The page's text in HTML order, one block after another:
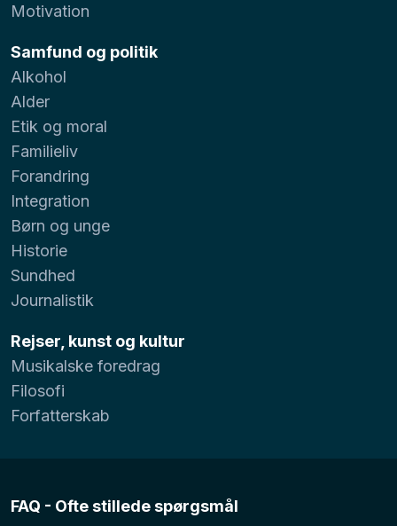
Motivation
Samfund og politik
Alkohol
Alder
Etik og moral
Familieliv
Forandring
Integration
Børn og unge
Historie
Sundhed
Journalistik
Rejser, kunst og kultur
Musikalske foredrag
Filosofi
Forfatterskab
FAQ - Ofte stillede spørgsmål